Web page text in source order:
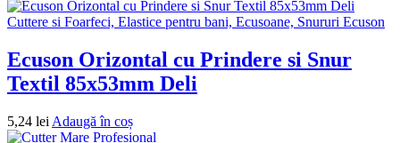
Cuttere si Foarfeci, Elastice pentru bani, Ecusoane, Snururi Ecuson
Ecuson Orizontal cu Prindere si Snur
Textil 85x53mm Deli
5,24 lei Adaugă în coș